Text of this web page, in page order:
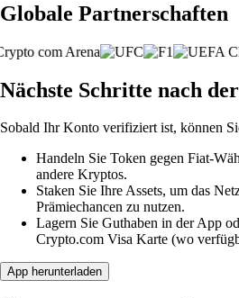
Globale Partnerschaften
Nächste Schritte nach
Sobald Ihr Konto verifiziert ist, können
Handeln Sie Token gegen Fiat-
andere Kryptos.
Staken Sie Ihre Assets, um das
Prämiechancen zu nutzen.
Lagern Sie Guthaben in der App
Crypto.com Visa Karte (wo
App herunterladen